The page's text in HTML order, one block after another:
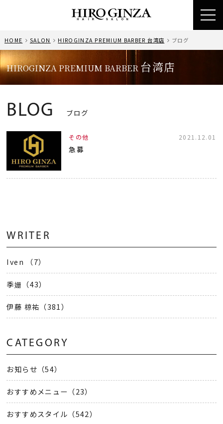
HOME SALON HIROGINZA PREMIUM BARBER 台湾店 ブログ
HIROGINZA PREMIUM BARBER 台湾店
BLOG ブログ
その他 2021.12.01
急募
WRITER
Iven （7）
季姗（43）
伊藤 椋祐（381）
CATEGORY
お知らせ（54）
おすすめメニュー（23）
おすすめスタイル（542）